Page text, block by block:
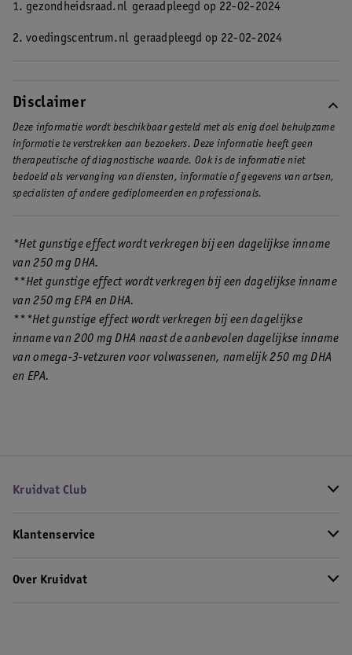
1. gezondheidsraad.nl geraadpleegd op 22-02-2024
2. voedingscentrum.nl geraadpleegd op 22-02-2024
Disclaimer
Deze informatie wordt beschikbaar gesteld met als enig doel behulpzame
informatie te verstrekken aan bezoekers. Deze informatie heeft geen
therapeutische of diagnostische waarde. Ook is de informatie niet
bedoeld als vervanging van diensten, informatie of gegevens van artsen,
specialisten of andere gediplomeerden en professionals.
*Het gunstige effect wordt verkregen bij een dagelijkse inname
van 250 mg DHA.
**Het gunstige effect wordt verkregen bij een dagelijkse inname
van 250 mg EPA en DHA.
***Het gunstige effect wordt verkregen bij een dagelijkse
inname van 200 mg DHA naast de aanbevolen dagelijkse inname
van omega-3-vetzuren voor volwassenen, namelijk 250 mg DHA
en EPA.
Kruidvat Club
Klantenservice
Over Kruidvat